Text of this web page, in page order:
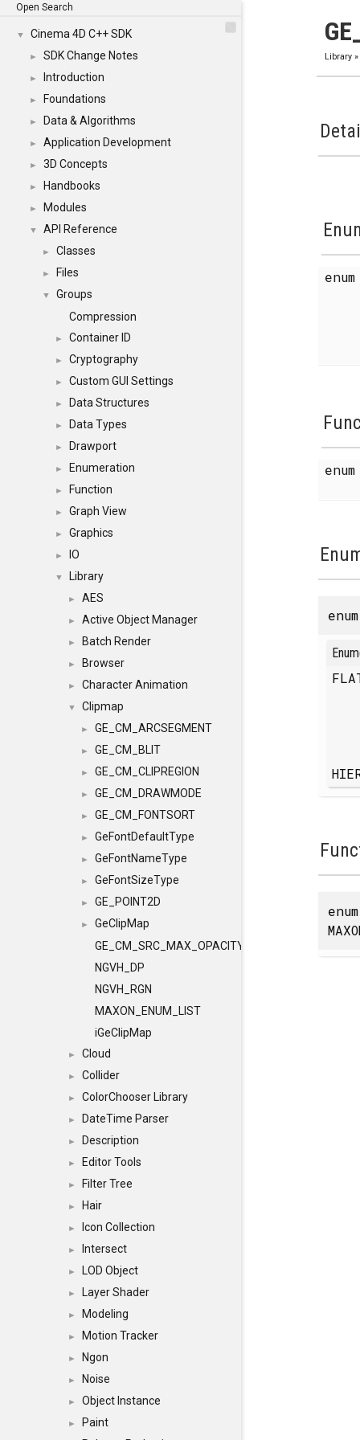
Open Search
▼ Cinema 4D C++ SDK
► SDK Change Notes
► Introduction
► Foundations
► Data & Algorithms
► Application Development
► 3D Concepts
► Handbooks
► Modules
▼ API Reference
► Classes
► Files
▼
Groups
Compression
► Container ID
► Cryptography
► Custom GUI Settings
► Data Structures
► Data Types
► Drawport
► Enumeration
► Function
► Graph View
► Graphics
► IO
▼ Library
► AES
► Active Object Manager
► Batch Render
► Browser
► Character Animation
▼ Clipmap
► GE_CM_ARCSEGMENT
► GE_CM_BLIT
► GE_CM_CLIPREGION
► GE_CM_DRAWMODE
► GE_CM_FONTSORT
► GeFontDefaultType
► GeFontNameType
► GeFontSizeType
► GE_POINT2D
►
GeClipMap
GE_CM_SRC_MAX_OPACITY
NGVH_DP
NGVH_RGN
MAXON_ENUM_LIST
iGeClipMap
► Cloud
► Collider
► ColorChooser Library
► DateTime Parser
► Description
► Editor Tools
► Filter Tree
► Hair
► Icon Collection
► Intersect
► LOD Object
► Layer Shader
► Modeling
► Motion Tracker
► Ngon
► Noise
► Object Instance
►
Paint
Library